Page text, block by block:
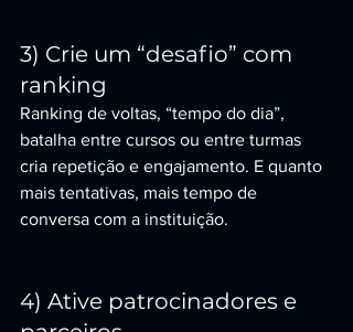
3) Crie um “desafio” com
ranking
Ranking de voltas, “tempo do dia”,
batalha entre cursos ou entre turmas
cria repetição e engajamento. E quanto
mais tentativas, mais tempo de
conversa com a instituição.
4) Ative patrocinadores e